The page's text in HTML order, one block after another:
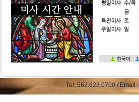
Tel: 562.623.0700 /